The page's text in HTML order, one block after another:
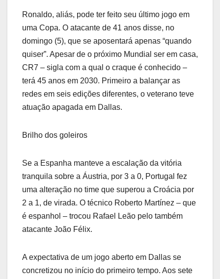
Ronaldo, aliás, pode ter feito seu último jogo em
uma Copa. O atacante de 41 anos disse, no
domingo (5), que se aposentará apenas “quando
quiser”. Apesar de o próximo Mundial ser em casa,
CR7 – sigla com a qual o craque é conhecido –
terá 45 anos em 2030. Primeiro a balançar as
redes em seis edições diferentes, o veterano teve
atuação apagada em Dallas.
Brilho dos goleiros
Se a Espanha manteve a escalação da vitória
tranquila sobre a Áustria, por 3 a 0, Portugal fez
uma alteração no time que superou a Croácia por
2 a 1, de virada. O técnico Roberto Martínez – que
é espanhol – trocou Rafael Leão pelo também
atacante João Félix.
A expectativa de um jogo aberto em Dallas se
concretizou no início do primeiro tempo. Aos sete